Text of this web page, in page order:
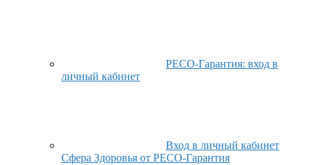
РЕСО-Гарантия: вход в
личный кабинет
Вход в личный кабинет
Сфера Здоровья от РЕСО-Гарантия